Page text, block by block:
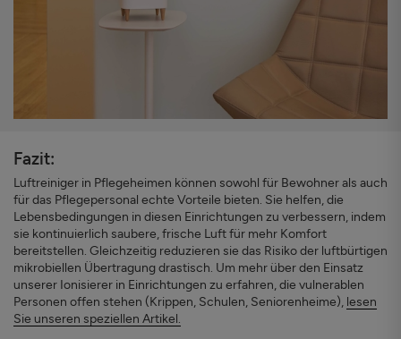
Fazit:
Luftreiniger in Pflegeheimen können sowohl für Bewohner als auch
für das Pflegepersonal echte Vorteile bieten. Sie helfen, die
Lebensbedingungen in diesen Einrichtungen zu verbessern, indem
sie kontinuierlich saubere, frische Luft für mehr Komfort
bereitstellen. Gleichzeitig reduzieren sie das Risiko der luftbürtigen
mikrobiellen Übertragung drastisch. Um mehr über den Einsatz
unserer Ionisierer in Einrichtungen zu erfahren, die vulnerablen
Personen offen stehen (Krippen, Schulen, Seniorenheime), lesen
Sie unseren speziellen Artikel.